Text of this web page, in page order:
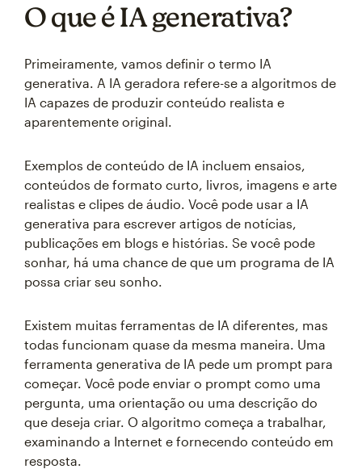
O que é IA generativa?
Primeiramente, vamos definir o termo IA
generativa. A IA geradora refere-se a algoritmos de
IA capazes de produzir conteúdo realista e
aparentemente original.
Exemplos de conteúdo de IA incluem ensaios,
conteúdos de formato curto, livros, imagens e arte
realistas e clipes de áudio. Você pode usar a IA
generativa para escrever artigos de notícias,
publicações em blogs e histórias. Se você pode
sonhar, há uma chance de que um programa de IA
possa criar seu sonho.
Existem muitas ferramentas de IA diferentes, mas
todas funcionam quase da mesma maneira. Uma
ferramenta generativa de IA pede um prompt para
começar. Você pode enviar o prompt como uma
pergunta, uma orientação ou uma descrição do
que deseja criar. O algoritmo começa a trabalhar,
examinando a Internet e fornecendo conteúdo em
resposta.